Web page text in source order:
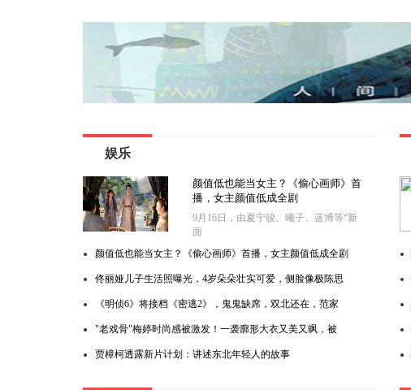
娱乐
颜值低也能当女主？《偷心画师》首
播，女主颜值低成全剧
9月16日，由夏宁骏、曦子、蓝博等“新
面
颜值低也能当女主？《偷心画师》首播，女主颜值低成全剧
佟丽娅儿子生活照曝光，4岁朵朵壮实可爱，侧脸像极陈思
《明侦6》将接档《密逃2》，鬼鬼缺席，双北还在，范家
"老戏骨"梅婷时尚感被激发！一袭廓形大衣又美又飒，被
贾樟柯透露新片计划：讲述东北年轻人的故事